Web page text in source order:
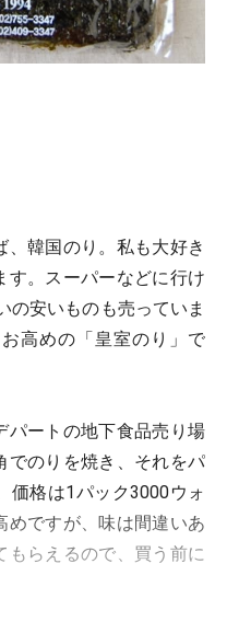
韓国のり。私も大好き
す。スーパーなどに行け
の安いものも売っていま
高めの「皇室のり」で
パートの地下食品売り場
でのりを焼き、それをパ
価格は1パック3000ウォ
めですが、味は間違いあ
もらえるので、買う前に